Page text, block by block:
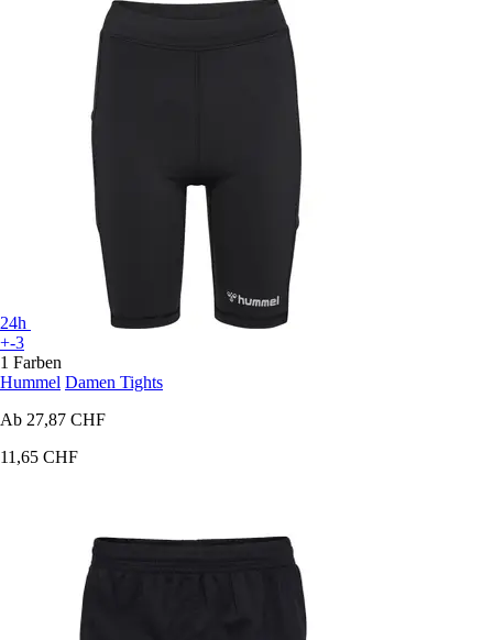
24h
+-3
1 Farben
Hummel Damen Tights
Ab 27,87 CHF
11,65 CHF